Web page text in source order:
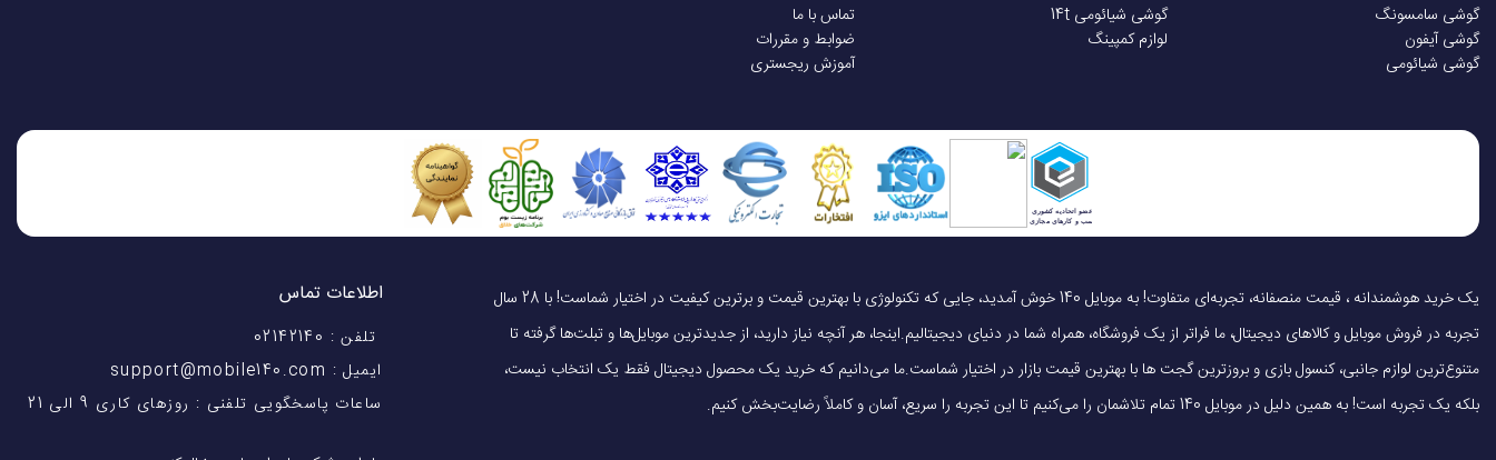
گوشی سامسونگ
گوشی آیفون
گوشی شیائومی
گوشی شیائومی 14t
لوازم کمپینگ
تماس با ما
ضوابط و مقررات
آموزش ریجستری
یک خرید هوشمندانه ، قیمت منصفانه، تجربه‌ای متفاوت! به موبایل 140 خوش آمدید، جایی که تکنولوژی با بهترین قیمت و برترین کیفیت در اختیار شماست! با 28 سال
تجربه در فروش موبایل و کالاهای دیجیتال، ما فراتر از یک فروشگاه، همراه شما در دنیای دیجیتالیم.اینجا، هر آنچه نیاز دارید، از جدیدترین موبایل‌ها و تبلت‌ها گرفته تا
متنوع‌ترین لوازم جانبی، کنسول بازی و بروزترین گجت ها با بهترین قیمت بازار در اختیار شماست.ما می‌دانیم که خرید یک محصول دیجیتال فقط یک انتخاب نیست،
بلکه یک تجربه است! به همین دلیل در موبایل 140 تمام تلاشمان را می‌کنیم تا این تجربه را سریع، آسان و کاملاً رضایت‌بخش کنیم.
اطلاعات تماس
تلفن : 02142140
ایمیل : support@mobile140.com
ساعات پاسخگویی تلفنی : روزهای کاری 9 الی 21